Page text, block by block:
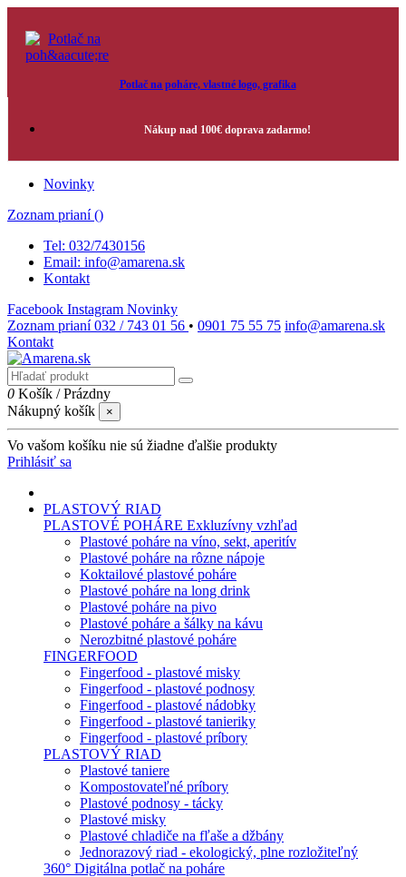
Potlač na poháre, vlastné logo, grafika
Nákup nad 100€ doprava zadarmo!
Novinky
Zoznam prianí ()
Tel: 032/7430156
Email: info@amarena.sk
Kontakt
Facebook Instagram Novinky
Zoznam prianí 032 / 743 01 56 • 0901 75 55 75 info@amarena.sk
Kontakt
0 Košík /Prázdny
Nákupný košík
×
Vo vašom košíku nie sú žiadne ďalšie produkty
Prihlásiť sa
PLASTOVÝ RIAD
PLASTOVÉ POHÁRE Exkluzívny vzhľad
Plastové poháre na víno, sekt, aperitív
Plastové poháre na rôzne nápoje
Koktailové plastové poháre
Plastové poháre na long drink
Plastové poháre na pivo
Plastové poháre a šálky na kávu
Nerozbitné plastové poháre
FINGERFOOD
Fingerfood - plastové misky
Fingerfood - plastové podnosy
Fingerfood - plastové nádobky
Fingerfood - plastové tanieriky
Fingerfood - plastové príbory
PLASTOVÝ RIAD
Plastové taniere
Kompostovateľné príbory
Plastové podnosy - tácky
Plastové misky
Plastové chladiče na fľaše a džbány
Jednorazový riad - ekologický, plne rozložiteľný
360° Digitálna potlač na poháre